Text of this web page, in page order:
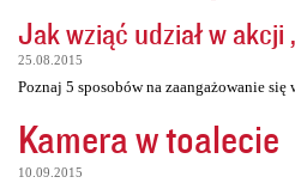
Jak wziąć udział w akcji
25.08.2015
Poznaj 5 sposobów na zaangażowanie się
Kamera w toalecie
10.09.2015